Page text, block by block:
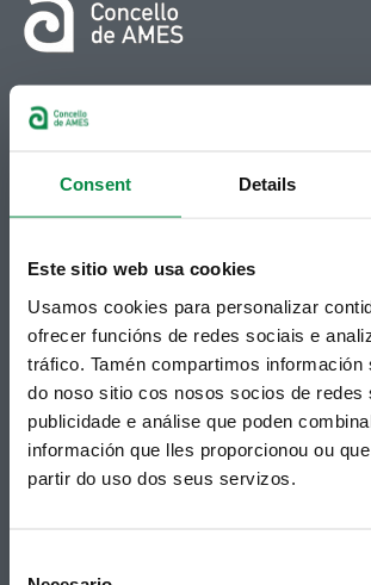
Consent Details
Este sitio web usa cookies
Usamos cookies para personalizar
ofrecer funcións de redes sociais e
tráfico. Tamén compartimos información
do noso sitio cos nosos socios de redes
publicidade e análise que poden
información que lles proporcionou ou
partir do uso dos seus servizos.
Praza do Concello, 2 |15220
Telf 981 883 002 | Fax 981 883 925
Puedes recibir la información publicada en la web
municipal en tu correo electrónico mediante una
suscripción al boletín de novedades.